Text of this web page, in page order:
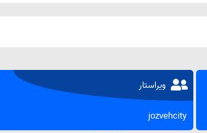
ویراستار
jozvehcity